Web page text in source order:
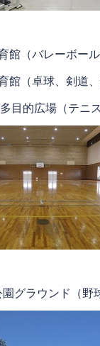
館（バレーボー
館（卓球、剣道、
目的広場（テニ
グラウンド（野